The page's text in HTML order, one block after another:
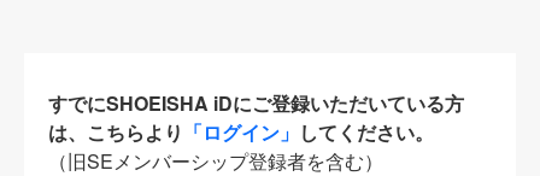
すでにSHOEISHA iDにご登録いただいている方
は、こちらより 「ログイン」 してください。
（旧SEメンバーシップ登録者を含む）